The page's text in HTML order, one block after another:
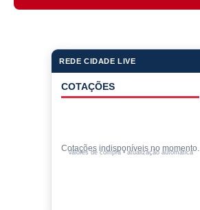
REDE CIDADE LIVE
COTAÇÕES
Cotações indisponíveis no momento.
Valores de compra • atualização automática